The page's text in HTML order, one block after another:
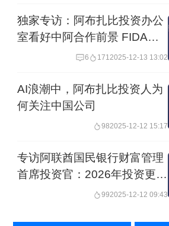
独家专访：阿布扎比投资办公
室看好中阿合作前景 FIDA产
业集群瞄准千亿经济蓝图
6 1712025-12-13 13:02
AI浪潮中，阿布扎比投资人为
何关注中国公司
982025-12-12 15:17
专访阿联酋国民银行财富管理
首席投资官：2026年投资更复
杂，超配中国、持有黄金
992025-12-12 09:43